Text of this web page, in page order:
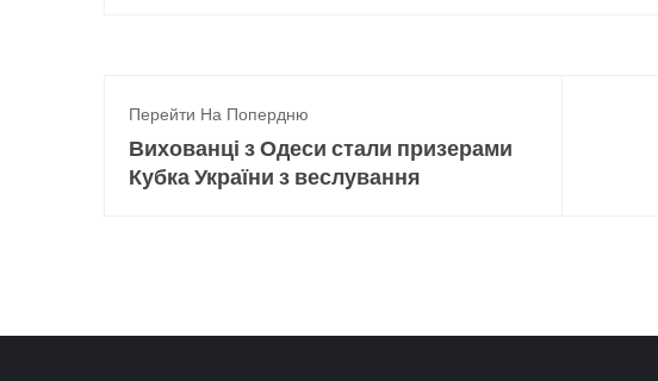
Перейти На Попердню
Вихованці з Одеси стали призерами
Кубка України з веслування